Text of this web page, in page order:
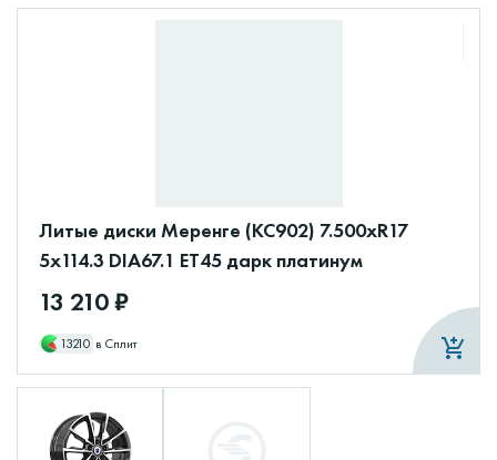
Литые диски Меренге (КС902) 7.500xR17
5x114.3 DIA67.1 ET45 дарк платинум
13 210 ₽
13210 в Сплит